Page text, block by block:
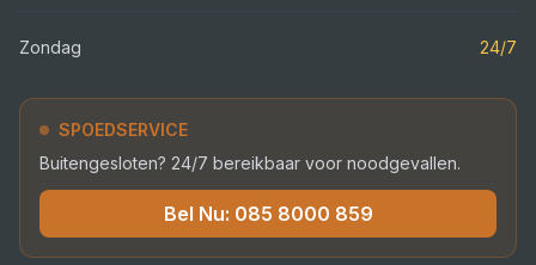
Zondag 24/7
SPOEDSERVICE
Buitengesloten? 24/7 bereikbaar voor noodgevallen.
Bel Nu: 085 8000 859